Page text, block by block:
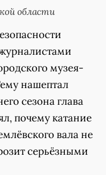
области
музея-
нашептал
сезона глава
почему катание
вала не
серьёзными